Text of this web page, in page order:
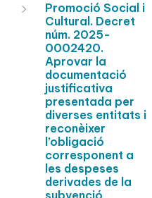
Promoció Social i
Cultural. Decret
núm. 2025-
0002420.
Aprovar la
documentació
justificativa
presentada per
diverses entitats i
reconèixer
l’obligació
corresponent a
les despeses
derivades de la